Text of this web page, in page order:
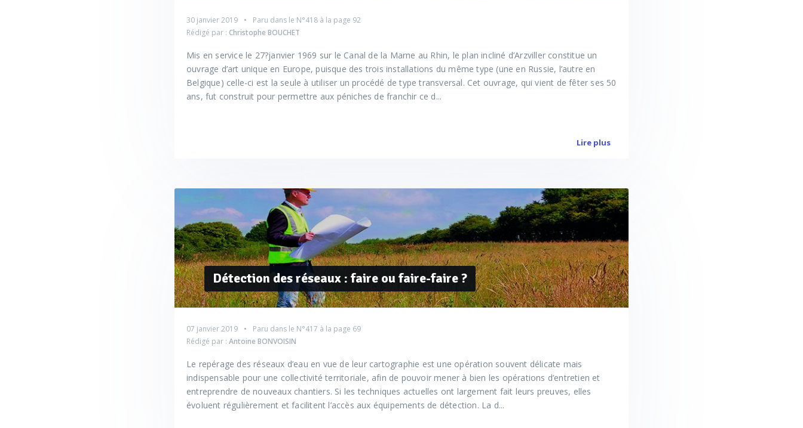
30 janvier 2019 Paru dans le N°418 à la page 92
Rédigé par : Christophe BOUCHET
Mis en service le 27?janvier 1969 sur le Canal de la Marne au Rhin, le plan incliné d’Arzviller constitue un
ouvrage d’art unique en Europe, puisque des trois installations du même type (une en Russie, l’autre en
Belgique) celle-ci est la seule à utiliser un procédé de type transversal. Cet ouvrage, qui vient de fêter ses 50
ans, fut construit pour permettre aux péniches de franchir ce d...
Lire plus
Détection des réseaux : faire ou faire-faire ?
07 janvier 2019 Paru dans le N°417 à la page 69
Rédigé par : Antoine BONVOISIN
Le repérage des réseaux d’eau en vue de leur cartographie est une opération souvent délicate mais
indispensable pour une collectivité territoriale, afin de pouvoir mener à bien les opérations d’entretien et
entreprendre de nouveaux chantiers. Si les techniques actuelles ont largement fait leurs preuves, elles
évoluent régulièrement et facilitent l’accès aux équipements de détection. La d...